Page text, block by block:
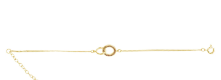
5
hvězdiček.